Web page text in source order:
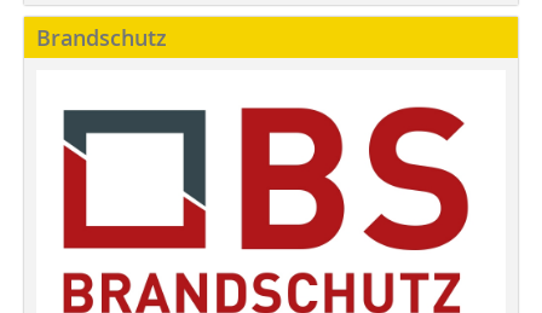
Brandschutz